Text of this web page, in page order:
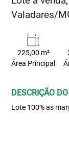
Valadares/
225,00 m²
Área Principal
DESCRIÇÃO
Lote 100% as